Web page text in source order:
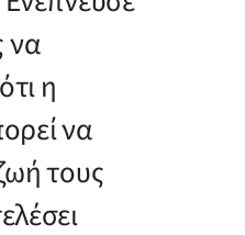
να
η
να
τους